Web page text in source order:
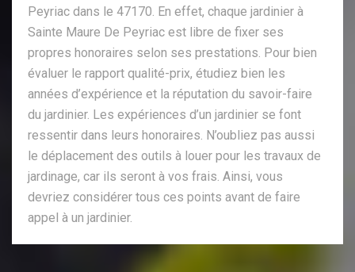
Peyriac dans le 47170. En effet, chaque jardinier à
Sainte Maure De Peyriac est libre de fixer ses
propres honoraires selon ses prestations. Pour bien
évaluer le rapport qualité-prix, étudiez bien les
années d’expérience et la réputation du savoir-faire
du jardinier. Les expériences d’un jardinier se font
ressentir dans leurs honoraires. N’oubliez pas aussi
le déplacement des outils à louer pour les travaux de
jardinage, car ils seront à vos frais. Ainsi, vous
devriez considérer tous ces points avant de faire
appel à un jardinier.